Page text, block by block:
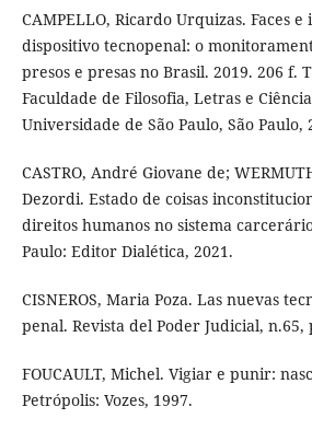
CAMPELLO, Ricardo Urquizas. Faces
dispositivo tecnopenal: o
presos e presas no Brasil. 2019. 206 f.
Faculdade de Filosofia, Letras e
Universidade de São Paulo, São Paulo,
CASTRO, André Giovane de;
Dezordi. Estado de coisas
direitos humanos no sistema
Paulo: Editor Dialética, 2021.
CISNEROS, Maria Poza. Las nuevas
penal. Revista del Poder Judicial, n.65,
FOUCAULT, Michel. Vigiar e punir:
Petrópolis: Vozes, 1997.